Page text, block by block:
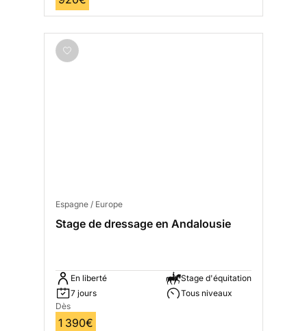
Espagne / Europe
Stage de dressage en Andalousie
En liberté
7 jours
Stage d'équitation
Tous niveaux
Dès
1 390€